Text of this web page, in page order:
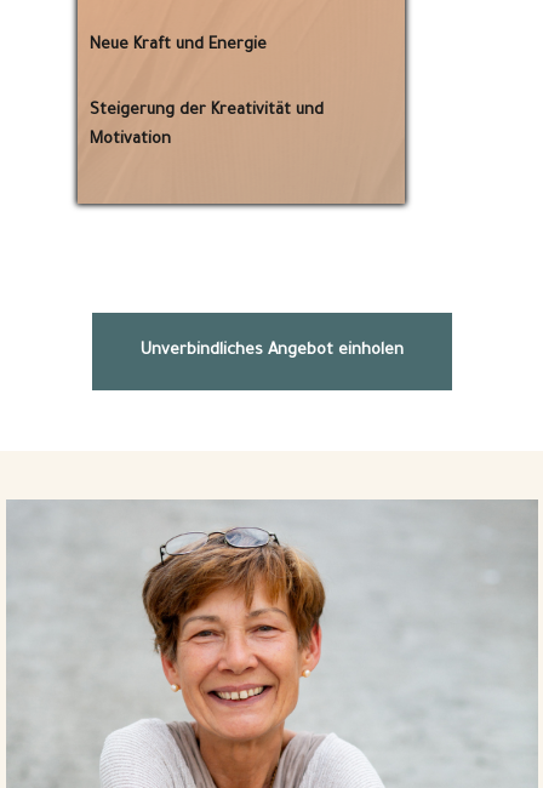
Neue Kraft und Energie
Steigerung der Kreativität und
Motivation
Unverbindliches Angebot einholen